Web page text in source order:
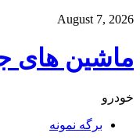
August 7, 2026
ماشین های
خودرو
برگه نمونه